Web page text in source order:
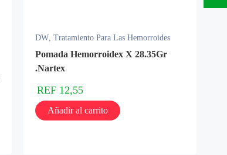
DW, Tratamiento Para Las Hemorroides
Pomada Hemorroidex X 28.35Gr
.Nartex
REF 12,55
Añadir al carrito